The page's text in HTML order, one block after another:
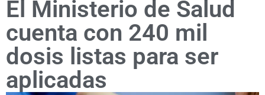
El Ministerio de Salud
cuenta con 240 mil
dosis listas para ser
aplicadas